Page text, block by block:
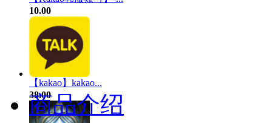
10.00
【kakao】kakao...
38.00
商品介绍